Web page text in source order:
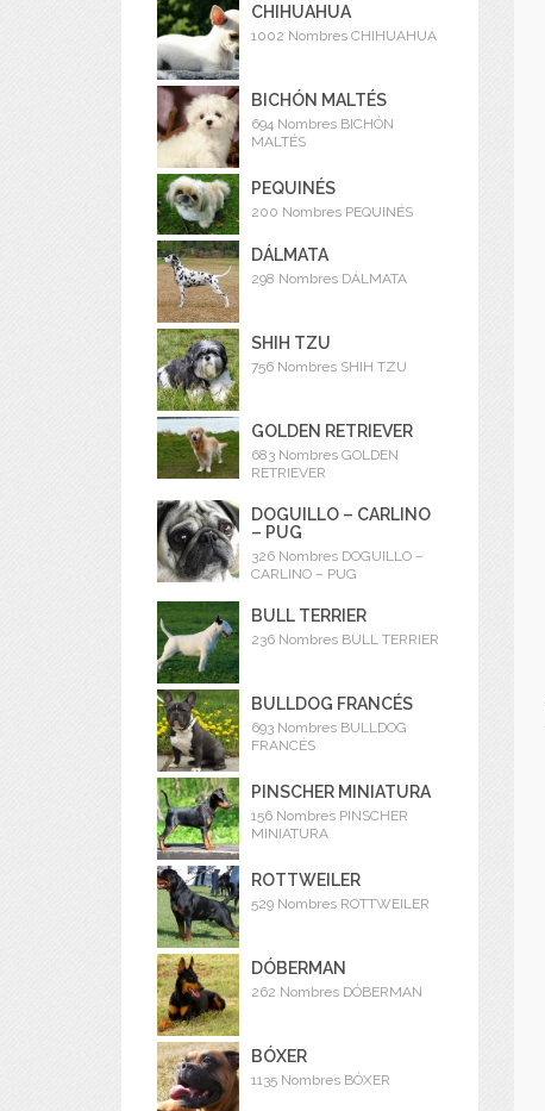
CHIHUAHUA
1002 Nombres CHIHUAHUA
BICHÓN MALTÉS
694 Nombres BICHÓN
MALTÉS
PEQUINÉS
200 Nombres PEQUINÉS
DÁLMATA
298 Nombres DÁLMATA
SHIH TZU
756 Nombres SHIH TZU
GOLDEN RETRIEVER
683 Nombres GOLDEN
RETRIEVER
DOGUILLO – CARLINO
– PUG
326 Nombres DOGUILLO –
CARLINO – PUG
BULL TERRIER
236 Nombres BULL TERRIER
BULLDOG FRANCÉS
693 Nombres BULLDOG
FRANCÉS
PINSCHER MINIATURA
156 Nombres PINSCHER
MINIATURA
ROTTWEILER
529 Nombres ROTTWEILER
DÓBERMAN
262 Nombres DÓBERMAN
BÓXER
1135 Nombres BÓXER